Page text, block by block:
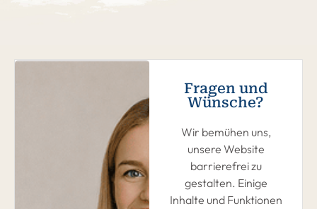
Fragen und
Wünsche?
Wir bemühen uns,
unsere Website
barrierefrei zu
gestalten. Einige
Inhalte und Funktionen